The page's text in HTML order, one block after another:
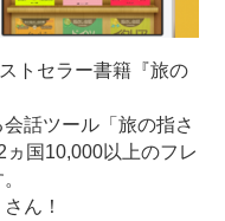
トセラー書籍『旅の
話ツール「旅の指さ
国10,000以上のフレ
ん！